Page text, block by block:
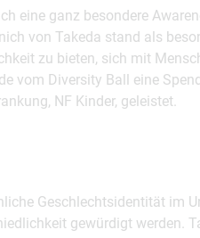
eine ganz besondere
von Takeda stand als
zu bieten, sich mit
vom Diversity Ball eine
NF Kinder, geleistet.
Geschlechtsidentität im
gewürdigt werden.